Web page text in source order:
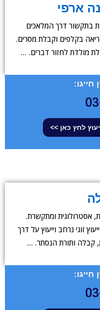
ארפי
בתקשור דרך המלאכים
בקלפים וקבלת מסרים.
מולדת לחזור דברים. …
חייגו:
לחץ כאן >>
אסטרולוגית ומתקשרת.
זוגי נרחב וייעוץ על דרך
קבלה ותורת הנסתר. …
חייגו: